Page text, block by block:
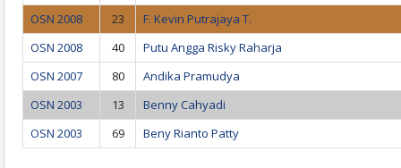
OSN 2008
23
F. Kevin Putrajaya T.
OSN 2008
40
Putu Angga Risky Raharja
OSN 2007
80
Andika Pramudya
OSN 2003
13
Benny Cahyadi
OSN 2003
69 Beny Rianto Patty